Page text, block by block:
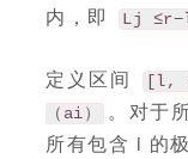
内，即 Lj
定义区间 [l,
（ai）
。对于
所有包含 i 的